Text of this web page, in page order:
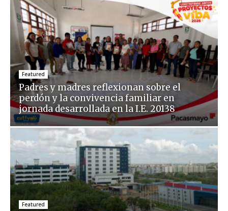
Featured
Padres y madres reflexionan sobre el
perdón y la convivencia familiar en
jornada desarrollada en la I.E. 20138
Featured